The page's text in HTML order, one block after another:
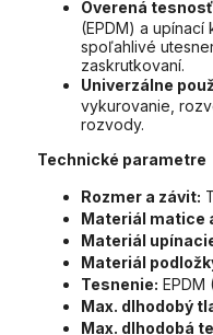
Overená tesnosť
(EPDM) a
spoľahlivé
zaskrutkovaní.
Univerzálne
vykurovanie,
rozvody.
Technické parametre
Rozmer a závit:
Materiál matice
Materiál
Materiál
Tesnenie: EPDM
Max. dlhodobý
Max. dlhodobá